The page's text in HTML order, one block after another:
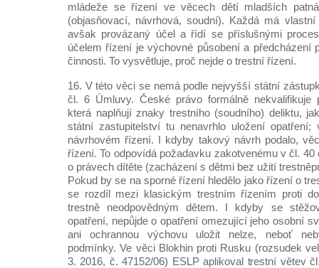
mládeže se řízení ve věcech dětí mladších
(objasňovací, návrhová, soudní). Každá má
avšak provázaný účel a řídí se příslušnými
účelem řízení je výchovné působení a předcházení
činnosti. To vysvětluje, proč nejde o trestní řízení.
16. V této věci se nemá podle nejvyšší státní
čl. 6 Úmluvy. České právo formálně nekvalifikuje
která naplňují znaky trestního (soudního) deliktu,
státní zastupitelství tu nenavrhlo uložení
návrhovém řízení. I kdyby takový návrh podalo,
řízení. To odpovídá požadavku zakotvenému v čl.
o právech dítěte (zacházení s dětmi bez užití
Pokud by se na sporné řízení hledělo jako řízení o
se rozdíl mezi klasickým trestním řízením proti
trestně neodpovědným dětem. I kdyby se
opatření, nepůjde o opatření omezující jeho osobní
ani ochrannou výchovu uložit nelze, neboť
podmínky. Ve věci Blokhin proti Rusku (rozsudek
3. 2016, č. 47152/06) ESLP aplikoval trestní větev